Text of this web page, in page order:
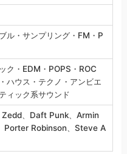
ル・サンプリング・FM・P
ク・EDM・POPS・ROC
ハウス・テクノ・アンビエ
ィック系サウンド
、Daft Punk、Armin
Porter Robinson、Steve A